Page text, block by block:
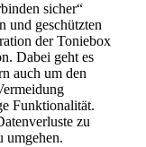
sicher“
und geschützten
der Toniebox
Dabei geht es
auch um den
Funktionalität.
zu
umgehen.